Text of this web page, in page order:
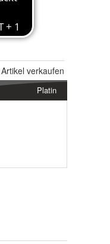
Artikel verkaufen
Platin